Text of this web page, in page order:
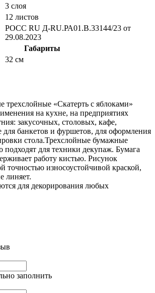
3 слоя
12 листов
РОСС RU Д-RU.РА01.В.33144/23 от
29.08.2023
Габариты
32 см
трехслойные «Скатерть с яблоками»
на кухне, на предприятиях
закусочных, столовых, кафе,
для банкетов и фуршетов, для оформления
стола.Трехслойные бумажные
подходят для техники декупаж. Бумага
работу кистью. Рисунок
точностью износоустойчивой краской,
линяет.
для декорирования любых
заполнить